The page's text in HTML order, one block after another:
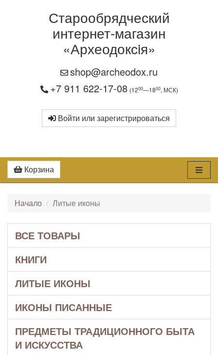
Старообрядческий
интернет-магазин
«Археодоксiя»
shop@archeodox.ru
+7 911 622-17-08 (1200—1800, МСК)
Войти или зарегистрироваться
Корзина
Начало Литые иконы
ВСЕ ТОВАРЫ
КНИГИ
ЛИТЫЕ ИКОНЫ
ИКОНЫ ПИСАННЫЕ
ПРЕДМЕТЫ ТРАДИЦИОННОГО БЫТА
И ИСКУССТВА